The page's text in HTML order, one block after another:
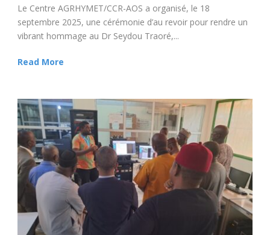
Le Centre AGRHYMET/CCR-AOS a organisé, le 18
septembre 2025, une cérémonie d’au revoir pour rendre un
vibrant hommage au Dr Seydou Traoré,...
Read More